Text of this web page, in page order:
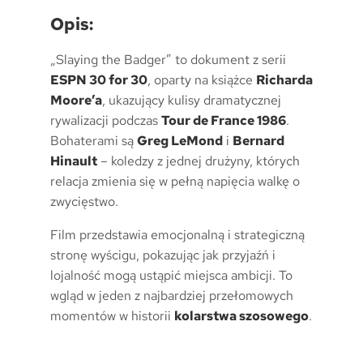
Opis:
„Slaying the Badger” to dokument z serii
ESPN 30 for 30, oparty na książce Richarda
Moore’a, ukazujący kulisy dramatycznej
rywalizacji podczasTour de France 1986.
Bohaterami sąGreg LeMond i Bernard
Hinault – koledzy z jednej drużyny, których
relacja zmienia się w pełną napięcia walkę o
zwycięstwo.
Film przedstawia emocjonalną i strategiczną
stronę wyścigu, pokazując jak przyjaźń i
lojalność mogą ustąpić miejsca ambicji. To
wgląd w jeden z najbardziej przełomowych
momentów w historii kolarstwa szosowego.